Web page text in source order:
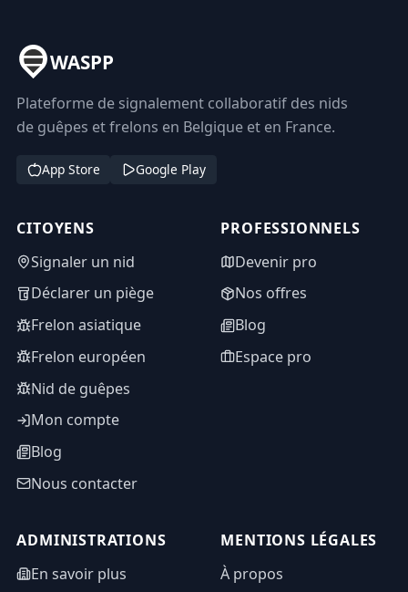
WASPP
Plateforme de signalement collaboratif des nids
de guêpes et frelons en Belgique et en France.
App Store Google Play
CITOYENS
Signaler un nid
Déclarer un piège
Frelon asiatique
Frelon européen
Nid de guêpes
Mon compte
Blog
Nous contacter
PROFESSIONNELS
Devenir pro
Nos offres
Blog
Espace pro
ADMINISTRATIONS
En savoir plus
MENTIONS LÉGALES
À propos